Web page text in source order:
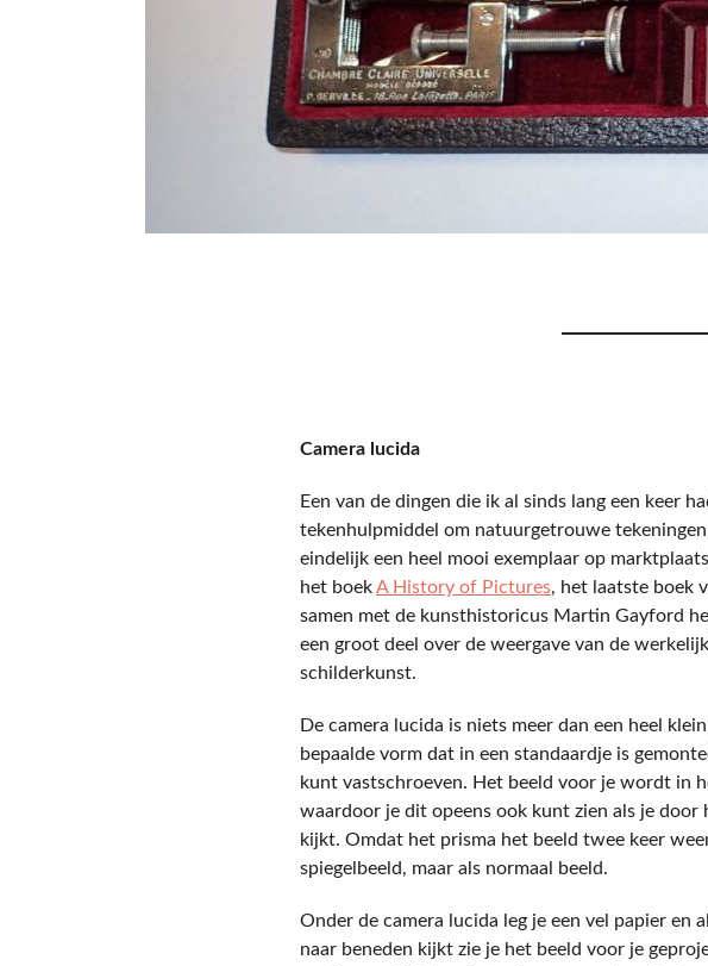
Camera lucida
Een van de dingen die ik al sinds lang een keer
tekenhulpmiddel om natuurgetrouwe
eindelijk een heel mooi exemplaar op
het boekA History of Pictures, het laatste boek
samen met de kunsthistoricus Martin Gayford
een groot deel over de weergave van de
schilderkunst.
De camera lucida is niets meer dan een heel
bepaalde vorm dat in een standaardje is
kunt vastschroeven. Het beeld voor je wordt in
waardoor je dit opeens ook kunt zien als je door
kijkt. Omdat het prisma het beeld twee keer
spiegelbeeld, maar als normaal beeld.
Onder de camera lucida leg je een vel papier en
naar beneden kijkt zie je het beeld voor je